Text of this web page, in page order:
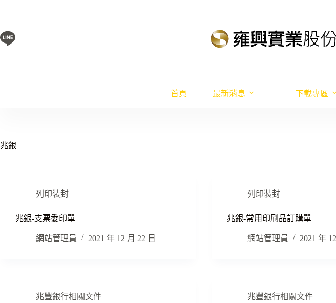
主
要
首頁 最新消息 下載專區
兆銀
列印裝封
兆銀-支票委印單
網站管理員 2021 年 12 月 22 日
列印裝封
兆銀-常用印刷品訂購單
網站管理員 2021 年
兆豐銀行相關文件 兆豐銀行相關文件